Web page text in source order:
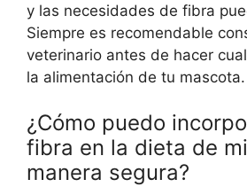
y las necesidades de fibra
Siempre es recomendable
veterinario antes de hacer
la alimentación de tu mascota.
¿Cómo puedo
fibra en la dieta de
manera segura?